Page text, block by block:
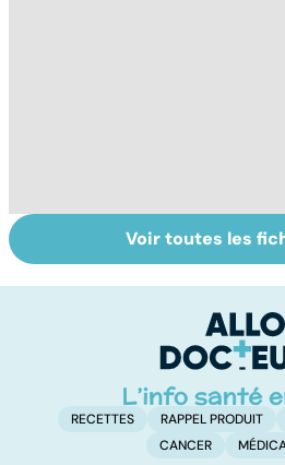
HPV : tout savoir
sur les
Le
Voir toutes les
RECETTES RAPPEL PRODUIT
CANCER